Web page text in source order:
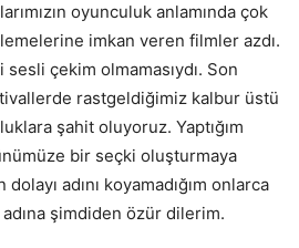
oyunculuk anlamında çok
imkan veren filmler azdı.
çekim olmamasıydı. Son
rastgeldiğimiz kalbur üstü
şahit oluyoruz. Yaptığım
bir seçki oluşturmaya
dolayı adını koyamadığım onlarca
şimdiden özür dilerim.